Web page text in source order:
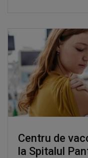
Centru de
la Spitalul